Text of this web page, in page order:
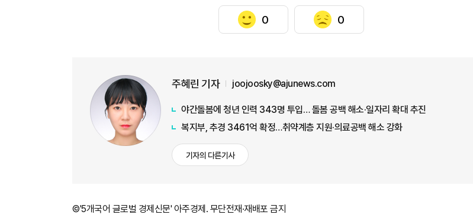
0 0
주혜린 기자 joojoosky@ajunews.com
야간돌봄에 청년 인력 343명 투입… 돌봄 공백 해소·일자리 확대 추진
복지부, 추경 3461억 확정…취약계층 지원·의료공백 해소 강화
기자의 다른기사
©'5개국어 글로벌 경제신문' 아주경제. 무단전재·재배포 금지